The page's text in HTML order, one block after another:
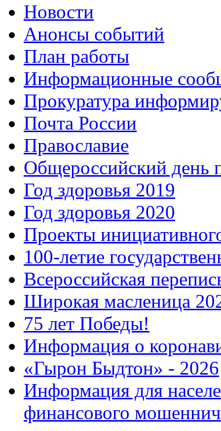
Новости
Анонсы событий
План работы
Информационные
Прокуратура
Почта России
Православие
Общероссийский день
Год здоровья 2019
Год здоровья 2020
Проекты
100-летие
Всероссийская
Широкая масленица
75 лет Победы!
Информация о
«Гырон Быдтон» - 2026
Информация для
финансового